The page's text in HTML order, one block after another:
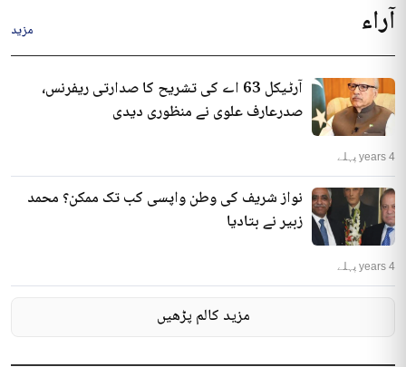
آراء مزید
آرٹیکل 63 اے کی تشریح کا صدارتی ریفرنس،
صدرعارف علوی نے منظوری دیدی
4 years پہلے
نواز شریف کی وطن واپسی کب تک ممکن؟ محمد
زبیر نے بتادیا
4 years پہلے
مزید کالم پڑھیں